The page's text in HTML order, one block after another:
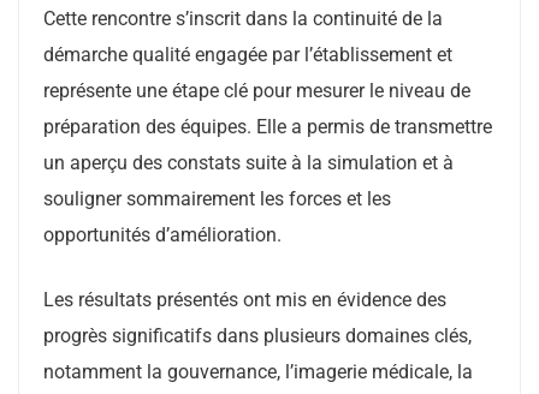
Cette rencontre s’inscrit dans la continuité de la
démarche qualité engagée par l’établissement et
représente une étape clé pour mesurer le niveau de
préparation des équipes. Elle a permis de transmettre
un aperçu des constats suite à la simulation et à
souligner sommairement les forces et les
opportunités d’amélioration.
Les résultats présentés ont mis en évidence des
progrès significatifs dans plusieurs domaines clés,
notamment la gouvernance, l’imagerie médicale, la